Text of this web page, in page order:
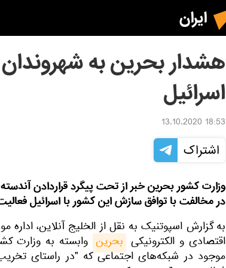
ایران
هشدار بحرین به
اسرائیل
18:53 13.10.2020
اشتراک
وزارت کشور بحرین خبر از تحت پیگرد قراردادن
در مخالفت با توافق سازش این کشور با اسرائیل
به گزارش اسپوتنیک به نقل از الخلیج آنلاین، اداره
اقتصادی و الکترونیکی بحرین وابسته به وزارت
موجود در شبکه‌های اجتماعی که "در راستای